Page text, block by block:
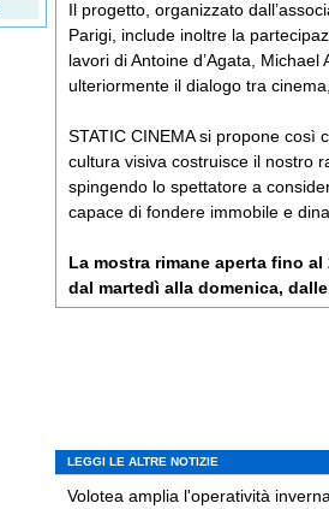
Il progetto, organizzato
Parigi, include inoltre la
lavori di Antoine d’Agata,
ulteriormente il dialogo tra
STATIC CINEMA si propone così
cultura visiva costruisce il nostro
spingendo lo spettatore a
capace di fondere immobile e
La mostra rimane aperta fino al
dal martedì alla domenica, dalle
LEGGI LE ALTRE NOTIZIE
Volotea amplia l'operatività